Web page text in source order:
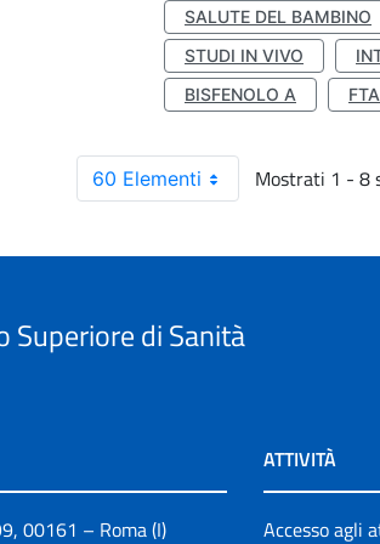
SALUTE DEL BAMBINO
STUDI IN VIVO
BISFENOLO A
60 Elementi Mostrati 1 - 8
Superiore di Sanità
00161 – Roma (I)
ATTIVITÀ
Accesso agli